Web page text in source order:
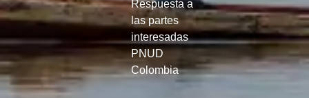
Respuesta a
las partes
interesadas
PNUD
Colombia